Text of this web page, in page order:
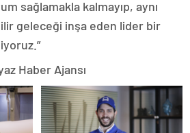
sağlamakla kalmayıp, aynı
geleceği inşa eden lider bir
Haber Ajansı